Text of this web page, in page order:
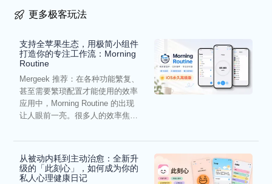
更多极客玩法
支持全苹果生态，用极简小组件
打造你的专注工作流：Morning
Routine
Mergeek 推荐：在各种功能繁复、
甚至需要繁琐配置才能使用的效率
应用中，Morning Routine 的出现
让人眼前一亮。很多人的效率焦
从被动内耗到主动治愈：全新升
级的「此刻心」，如何成为你的
私人心理健康日记